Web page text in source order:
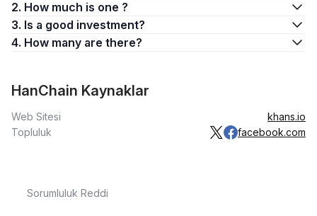
2. How much is one ?
3. Is a good investment?
4. How many are there?
HanChain Kaynaklar
Web Sitesi
khans.io
Topluluk
facebook.com
Sorumluluk Reddi